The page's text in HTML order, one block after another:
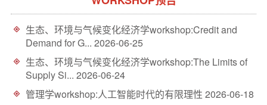
生态、环境与气候变化经济学workshop:Credit and
Demand for G... 2026-06-25
生态、环境与气候变化经济学workshop:The Limits of
Supply Si... 2026-06-24
管理学workshop:人工智能时代的有限理性 2026-06-18